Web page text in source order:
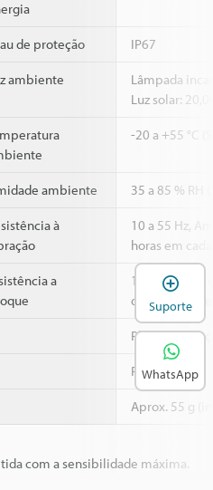
de proteção IP67
ambiente
Lâmpada
Luz solar:
-20 a +55 °C
ambiente 35 a 85 % RH
à
10 a 55 Hz,
horas em
a
1,000 m/s
direções X, Y
Plástico
Refletor R-5
Aprox. 55 g
com a sensibilidade máxima.
Suporte
WhatsApp